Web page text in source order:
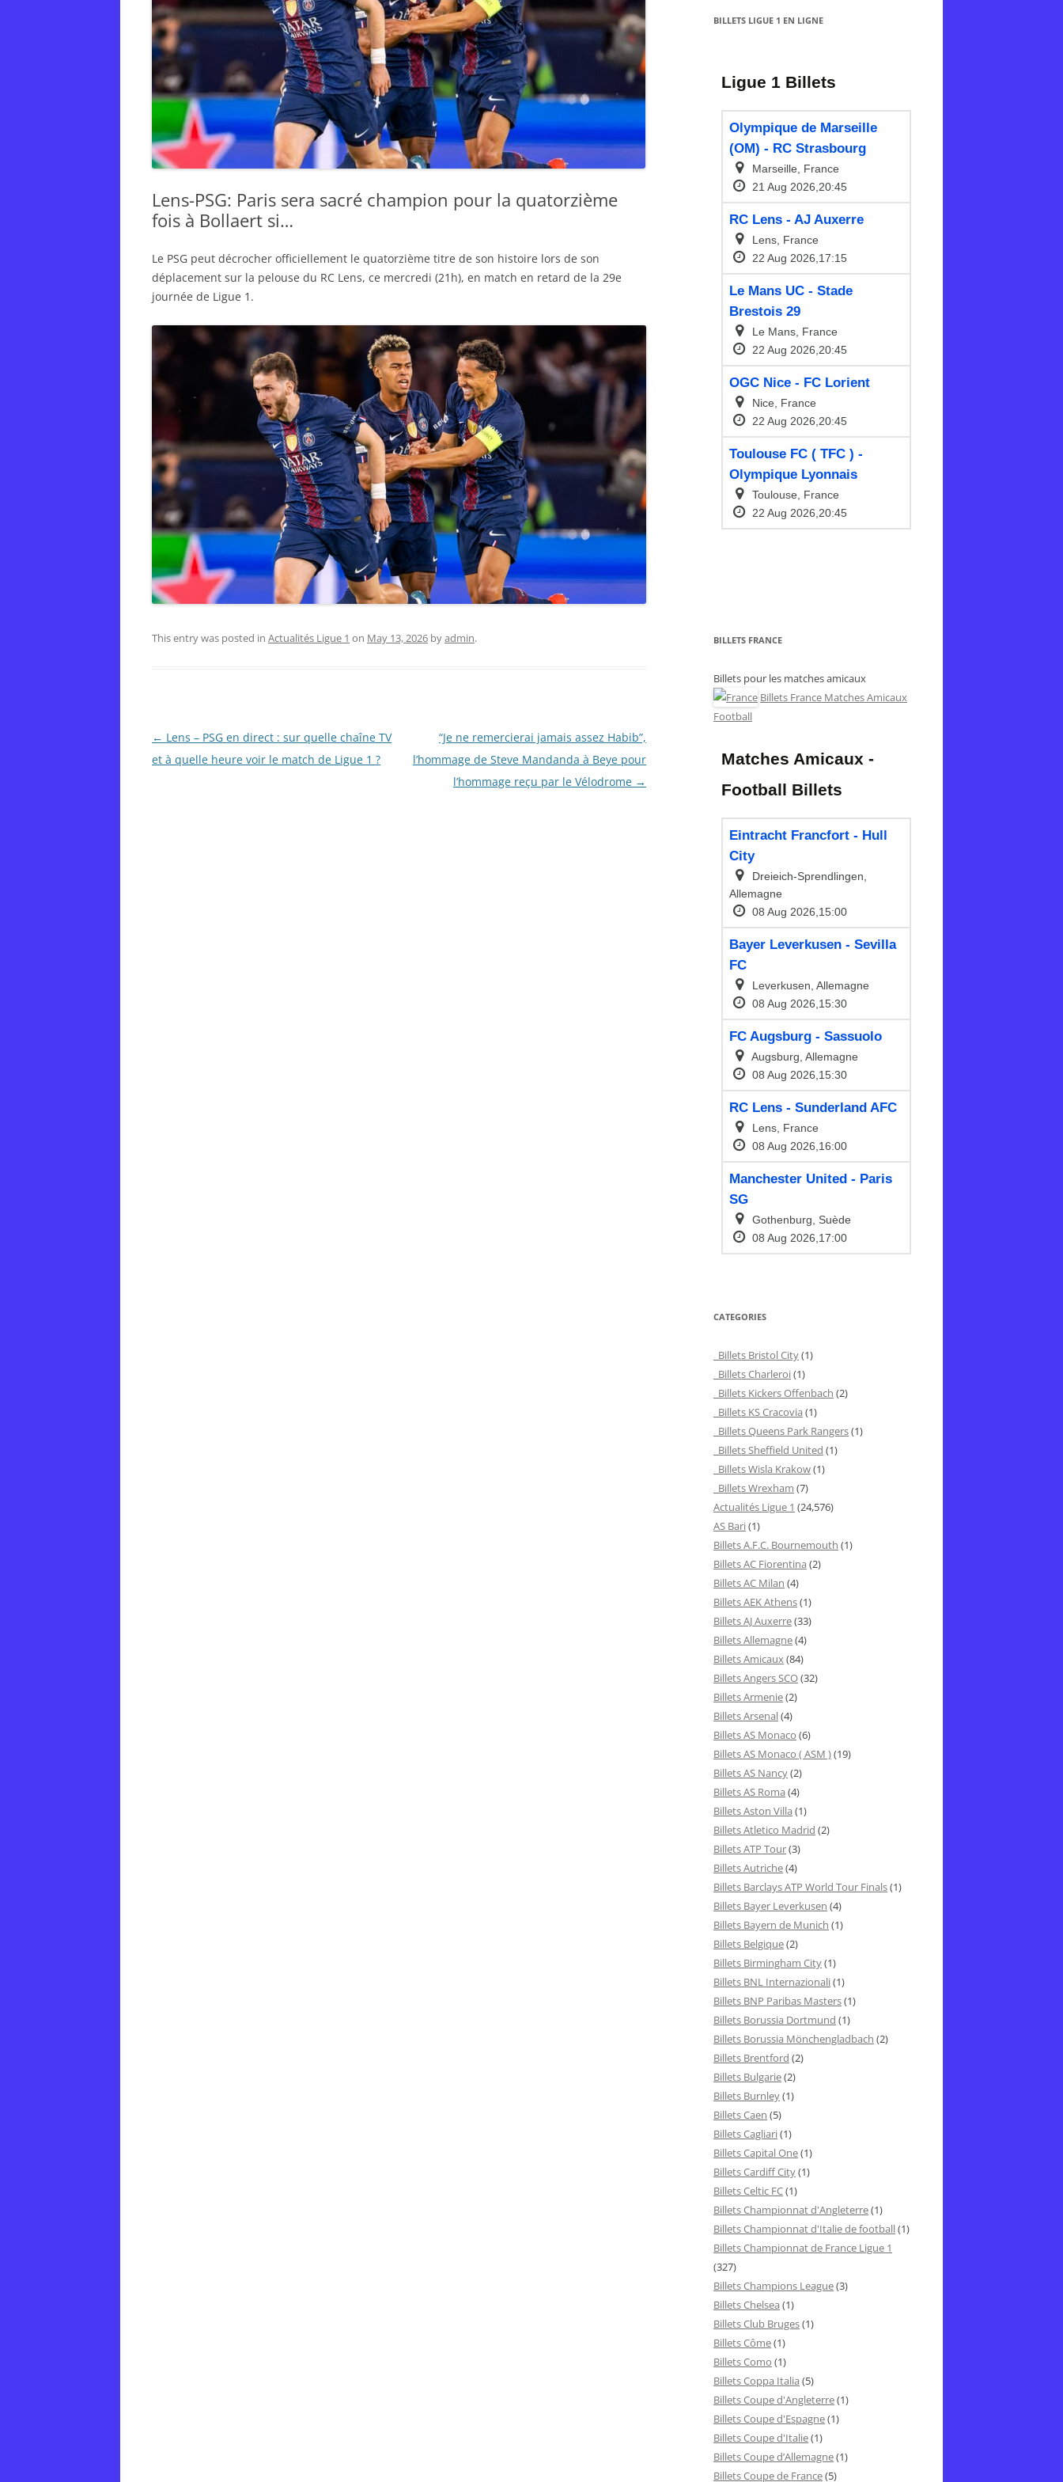
Lens-PSG: Paris sera sacré champion pour la quatorzième
fois à Bollaert si…
Le PSG peut décrocher officiellement le quatorzième titre de son histoire lors de son
déplacement sur la pelouse du RC Lens, ce mercredi (21h), en match en retard de la 29e
journée de Ligue 1.
This entry was posted in Actualités Ligue 1 on May 13, 2026 byadmin.
Post
navigation
← Lens – PSG en direct : sur quelle chaîne TV
et à quelle heure voir le match de Ligue 1 ?
“Je ne remercierai jamais assez Habib”,
l’hommage de Steve Mandanda à Beye pour
l’hommage reçu par le Vélodrome →
BILLETS LIGUE 1 EN LIGNE
BILLETS FRANCE
Billets pour les matches amicaux
Billets France Matches Amicaux
Football
CATEGORIES
Billets Bristol City(1)
Billets Charleroi(1)
Billets Kickers Offenbach (2)
Billets KS Cracovia (1)
Billets Queens Park Rangers(1)
Billets Sheffield United (1)
Billets Wisla Krakow(1)
Billets Wrexham (7)
Actualités Ligue 1 (24,576)
AS Bari(1)
Billets A.F.C. Bournemouth (1)
Billets AC Fiorentina (2)
Billets AC Milan (4)
Billets AEK Athens(1)
Billets AJ Auxerre(33)
Billets Allemagne(4)
Billets Amicaux(84)
Billets Angers SCO(32)
Billets Armenie(2)
Billets Arsenal(4)
Billets AS Monaco (6)
Billets AS Monaco ( ASM )(19)
Billets AS Nancy(2)
Billets AS Roma (4)
Billets Aston Villa (1)
Billets Atletico Madrid (2)
Billets ATP Tour(3)
Billets Autriche(4)
Billets Barclays ATP World Tour Finals(1)
Billets Bayer Leverkusen (4)
Billets Bayern de Munich (1)
Billets Belgique(2)
Billets Birmingham City(1)
Billets BNL Internazionali(1)
Billets BNP Paribas Masters(1)
Billets Borussia Dortmund (1)
Billets Borussia Mönchengladbach (2)
Billets Brentford (2)
Billets Bulgarie(2)
Billets Burnley(1)
Billets Caen (5)
Billets Cagliari(1)
Billets Capital One(1)
Billets Cardiff City(1)
Billets Celtic FC(1)
Billets Championnat d'Angleterre(1)
Billets Championnat d'Italie de football(1)
Billets Championnat de France Ligue 1
(327)
Billets Champions League(3)
Billets Chelsea (1)
Billets Club Bruges(1)
Billets Côme(1)
Billets Como (1)
Billets Coppa Italia (5)
Billets Coupe d'Angleterre(1)
Billets Coupe d'Espagne(1)
Billets Coupe d'Italie(1)
Billets Coupe d’Allemagne(1)
Billets Coupe de France(5)